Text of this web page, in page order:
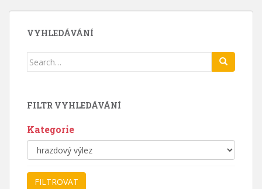
VYHLEDÁVÁNÍ
Search
FILTR VYHLEDÁVÁNÍ
Kategorie